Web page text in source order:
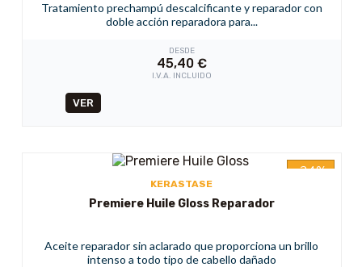
Tratamiento prechampú descalcificante y reparador con
doble acción reparadora para...
DESDE
45,40 €
I.V.A. INCLUIDO
VER
-34%
KERASTASE
Premiere Huile Gloss Reparador
Aceite reparador sin aclarado que proporciona un brillo
intenso a todo tipo de cabello dañado